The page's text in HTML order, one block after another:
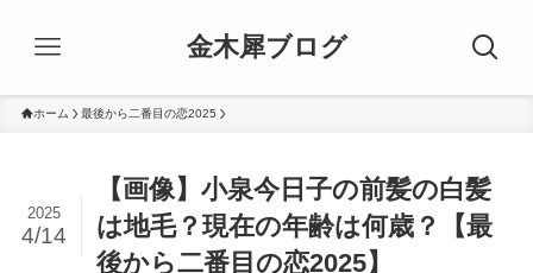
金木犀ブログ
ホーム 最後から二番目の恋2025
【画像】小泉今日子の前髪の白髪
は地毛？現在の年齢は何歳？【最
後から二番目の恋2025】
2025
4/14